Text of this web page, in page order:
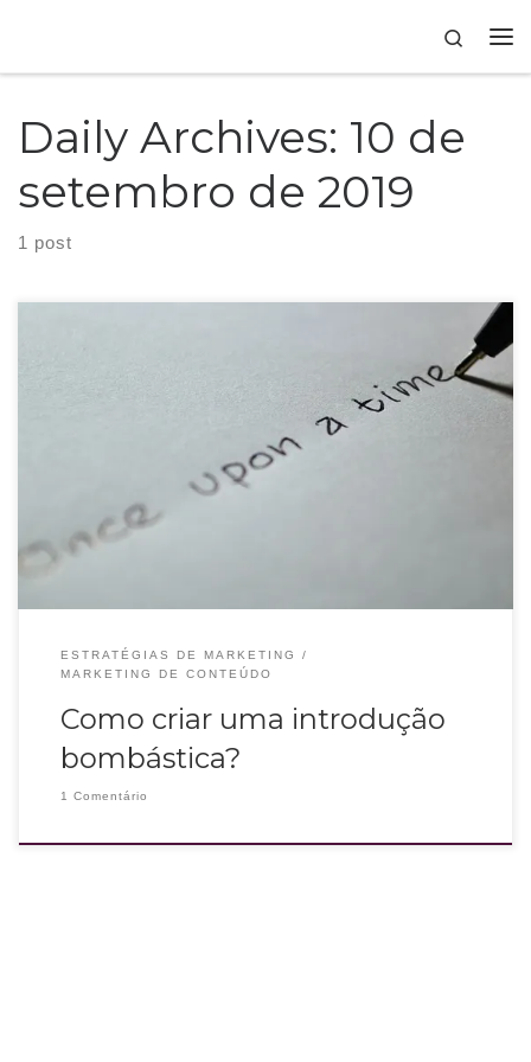
Search
Daily Archives: 10 de
setembro de 2019
1 post
Você já deve estar cansada de saber que começar bem um texto é primordial
para que o seu leitor continue lendo o seu conteúdo. Mas o difícil é realmente
começar, estou certa? Essa etapa, da introdução, é aquela que precisa ser
muito bem desenvolvida e escrita para que atraía o
ESTRATÉGIAS DE MARKETING
MARKETING DE CONTEÚDO
Como criar uma introdução
bombástica?
1 Comentário